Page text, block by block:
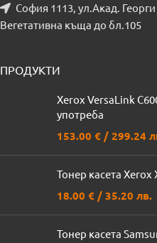
София 1113, ул.Акад.
Вегетативна къща до бл.105
ПРОДУКТИ
Xerox VersaLink
употреба
153.00 € / 299.24
Тонер касета Xerox
18.00 € / 35.20 лв.
Тонер касета